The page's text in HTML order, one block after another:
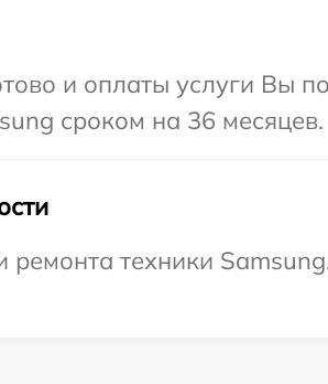
и оплаты услуги Вы
сроком на 36 месяцев.
техники